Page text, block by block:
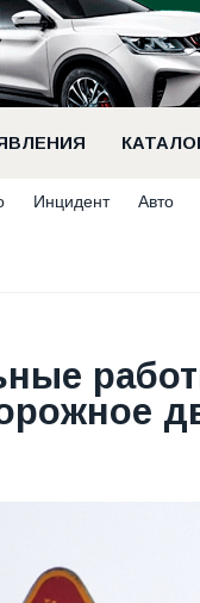
Инцидент Авто